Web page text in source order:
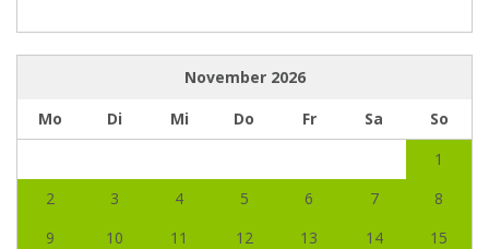
November 2026
Mo
Di Mi Do Fr Sa
So
1
2
3 4 5 6 7
8
9
10 11 12 13 14
15